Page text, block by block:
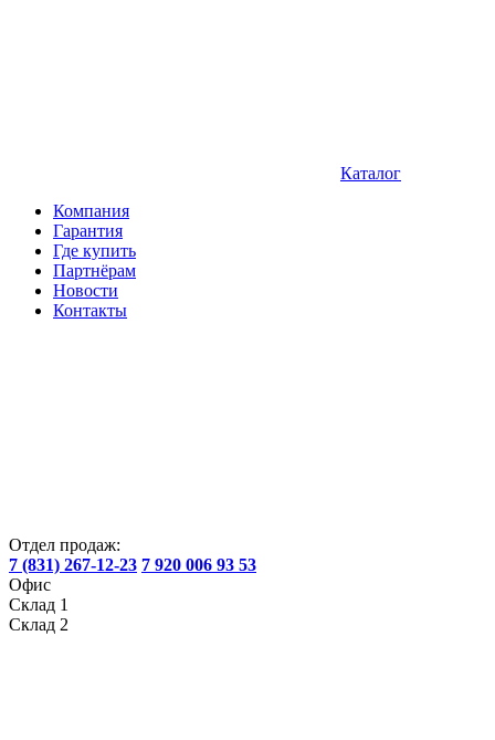
Каталог
Компания
Гарантия
Где купить
Партнёрам
Новости
Контакты
Отдел продаж:
7 (831) 267-12-23 7 920 006 93 53
Офис
Склад 1
Склад 2